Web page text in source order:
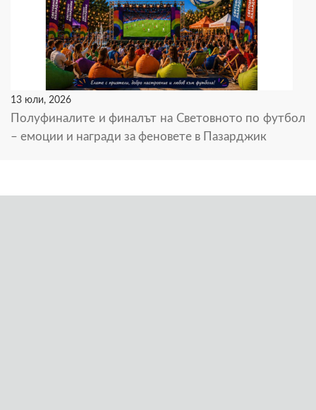
13 юли, 2026
Полуфиналите и финалът на Световното по футбол
– емоции и награди за феновете в Пазарджик